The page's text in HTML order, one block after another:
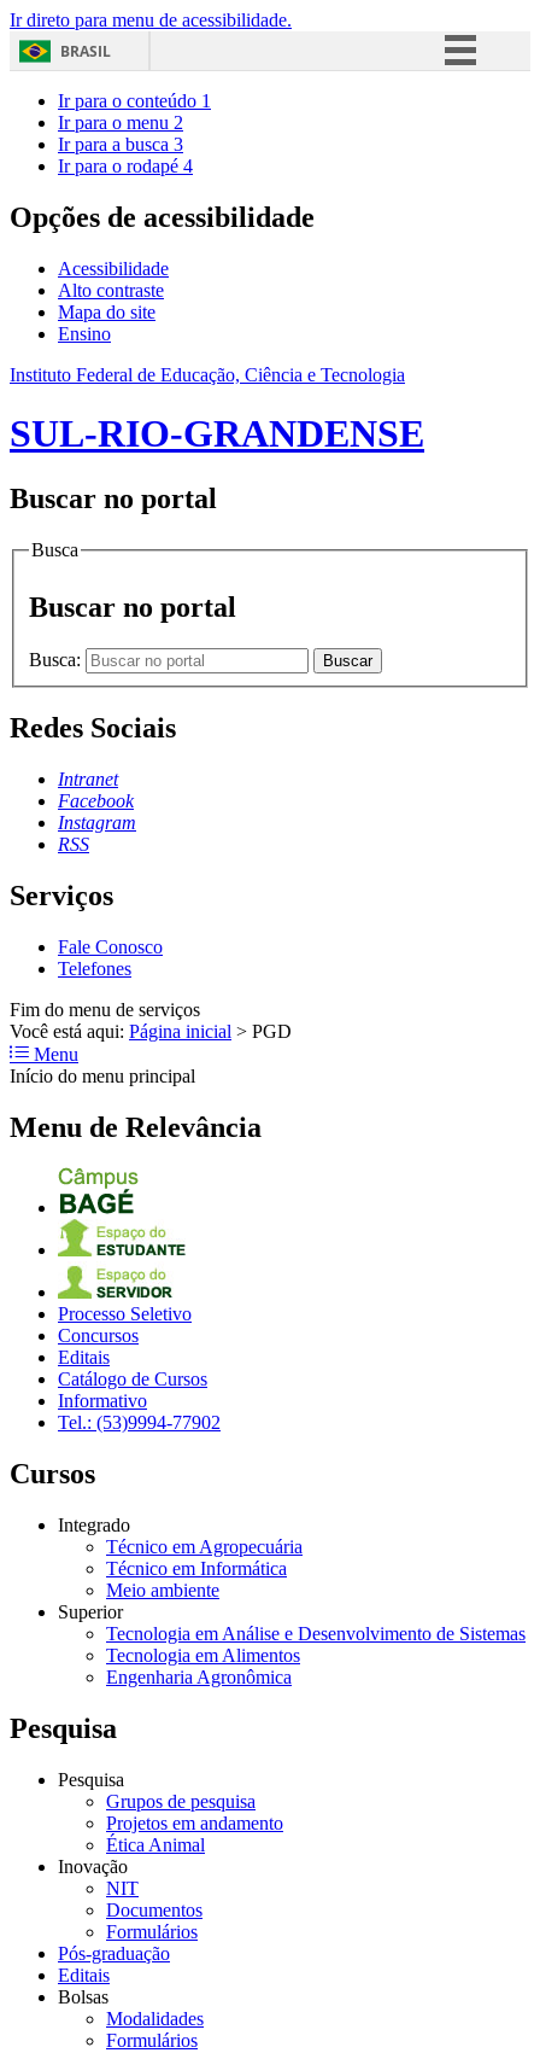
Ir direto para menu de acessibilidade.
BRASIL
Acesso à informação
Ir para o conteúdo 1
Ir para o menu 2
Ir para a busca 3
Ir para o rodapé 4
Opções de acessibilidade
Acessibilidade
Alto contraste
Mapa do site
Ensino
Instituto Federal de Educação, Ciência e Tecnologia
SUL-RIO-GRANDENSE
Buscar no portal
Busca
Buscar no portal
Busca: Buscar
Redes Sociais
Intranet
Facebook
Instagram
RSS
Serviços
Fale Conosco
Telefones
Fim do menu de serviços
Você está aqui: Página inicial > PGD
Menu
Início do menu principal
Menu de Relevância
Processo Seletivo
Concursos
Editais
Catálogo de Cursos
Informativo
Tel.: (53)9994-77902
Cursos
Integrado
Técnico em Agropecuária
Técnico em Informática
Meio ambiente
Superior
Tecnologia em Análise e Desenvolvimento de Sistemas
Tecnologia em Alimentos
Engenharia Agronômica
Pesquisa
Pesquisa
Grupos de pesquisa
Projetos em andamento
Ética Animal
Inovação
NIT
Documentos
Formulários
Pós-graduação
Editais
Bolsas
Modalidades
Formulários